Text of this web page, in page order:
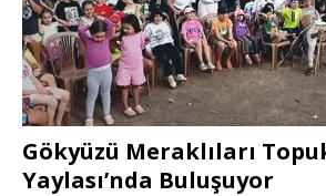
Gökyüzü Meraklıları
Yaylası’nda Buluşuyor